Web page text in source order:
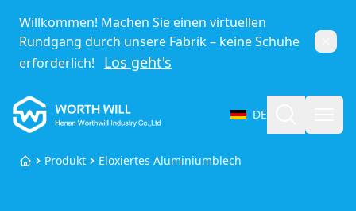
Willkommen! Machen Sie einen virtuellen
Rundgang durch unsere Fabrik – keine Schuhe
erforderlich!
Los geht's
Worthwill
DE
Sprache auswählen
Startseite
Produkt Eloxiertes Aluminiumblech